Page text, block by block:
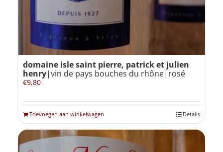
domaine isle saint pierre, patrick et julien
henry|vin de pays bouches du rhône|rosé
€9,80
Toevoegen aan winkelwagen Details